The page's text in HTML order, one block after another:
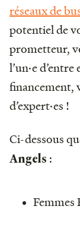
réseaux de
potentiel de
prometteur,
l’un·e
financement,
d’expert·es !
Ci-dessous
Angels :
Femmes